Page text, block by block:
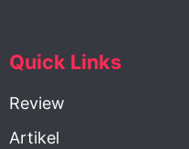
Quick Links
Review
Artikel